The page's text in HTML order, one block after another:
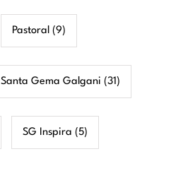
Pastoral (9)
Santa Gema Galgani (31)
SG Inspira (5)